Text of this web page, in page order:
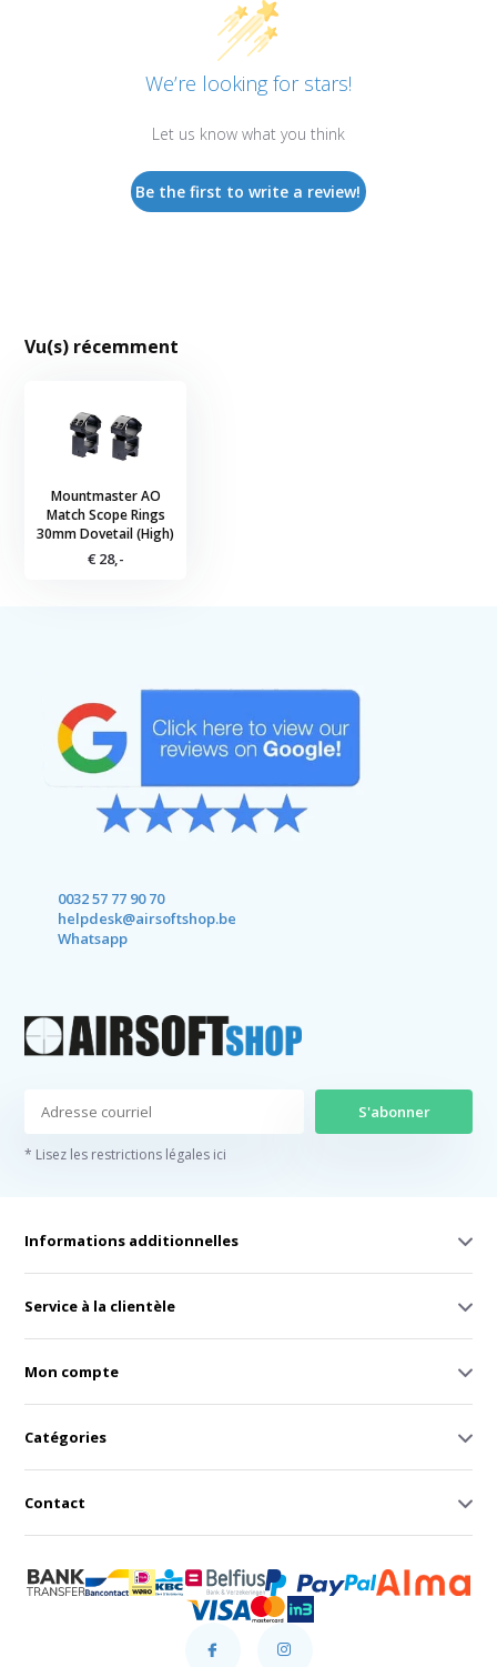
We’re looking for stars!
Let us know what you think
Be the first to write a review!
Vu(s) récemment
Mountmaster AO
Match Scope Rings
30mm Dovetail (High)
€ 28,-
0032 57 77 90 70
helpdesk@airsoftshop.be
Whatsapp
S'abonner
* Lisez les restrictions légales ici
Informations additionnelles
Service à la clientèle
Mon compte
Catégories
Contact